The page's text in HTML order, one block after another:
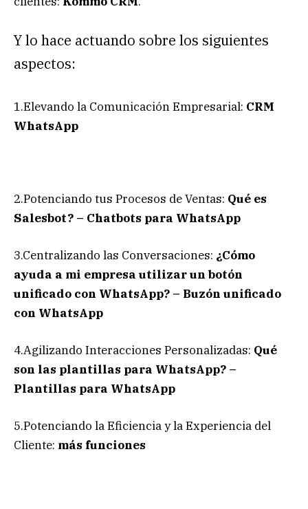
Y lo hace actuando sobre los siguientes
aspectos:
1.Elevando la Comunicación Empresarial: CRM
WhatsApp
2.Potenciando tus Procesos de Ventas: Qué es
Salesbot? – Chatbots para WhatsApp
3.Centralizando las Conversaciones: ¿Cómo
ayuda a mi empresa utilizar un botón
unificado con WhatsApp? – Buzón unificado
con WhatsApp
4.Agilizando Interacciones Personalizadas: Qué
son las plantillas para WhatsApp? –
Plantillas para WhatsApp
5.Potenciando la Eficiencia y la Experiencia del
Cliente: más funciones